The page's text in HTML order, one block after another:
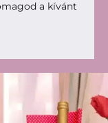
a kívánt